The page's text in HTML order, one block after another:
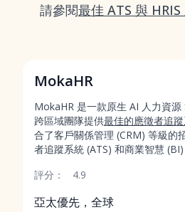
請參閱最佳 ATS 與 HRIS
MokaHR
MokaHR 是一款原生 AI 人力資源
跨區域團隊提供最佳的應徵者追
合了客戶關係管理 (CRM) 等級的
者追蹤系統 (ATS) 和商業智慧 (BI)
評分：
4.9
亞太優先，全球